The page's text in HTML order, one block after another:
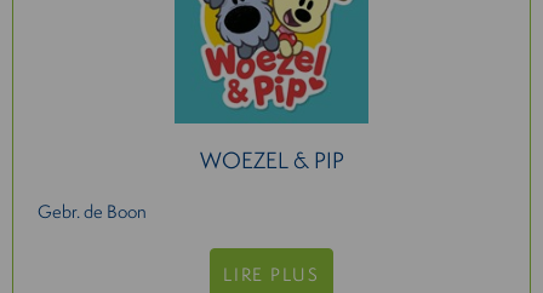
WOEZEL & PIP
Gebr. de Boon
LIRE PLUS